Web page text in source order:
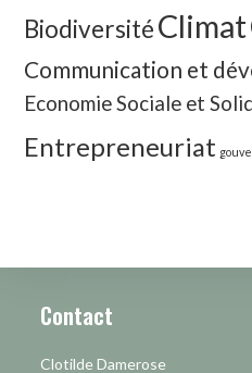
BiodiversitéClimat
Communication et
Economie Sociale et
Entrepreneuriat
Contact
Clotilde Damerose